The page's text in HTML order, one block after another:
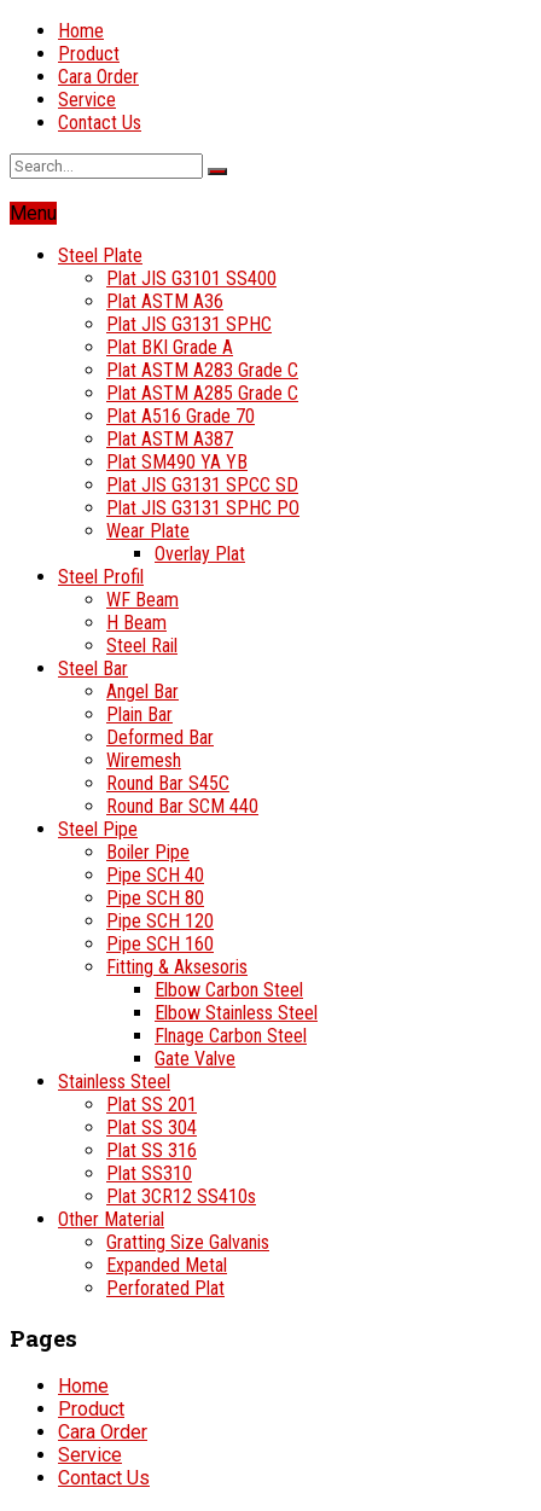
Home
Product
Cara Order
Service
Contact Us
Menu
Steel Plate
Plat JIS G3101 SS400
Plat ASTM A36
Plat JIS G3131 SPHC
Plat BKI Grade A
Plat ASTM A283 Grade C
Plat ASTM A285 Grade C
Plat A516 Grade 70
Plat ASTM A387
Plat SM490 YA YB
Plat JIS G3131 SPCC SD
Plat JIS G3131 SPHC PO
Wear Plate
Overlay Plat
Steel Profil
WF Beam
H Beam
Steel Rail
Steel Bar
Angel Bar
Plain Bar
Deformed Bar
Wiremesh
Round Bar S45C
Round Bar SCM 440
Steel Pipe
Boiler Pipe
Pipe SCH 40
Pipe SCH 80
Pipe SCH 120
Pipe SCH 160
Fitting & Aksesoris
Elbow Carbon Steel
Elbow Stainless Steel
Flnage Carbon Steel
Gate Valve
Stainless Steel
Plat SS 201
Plat SS 304
Plat SS 316
Plat SS310
Plat 3CR12 SS410s
Other Material
Gratting Size Galvanis
Expanded Metal
Perforated Plat
Pages
Home
Product
Cara Order
Service
Contact Us